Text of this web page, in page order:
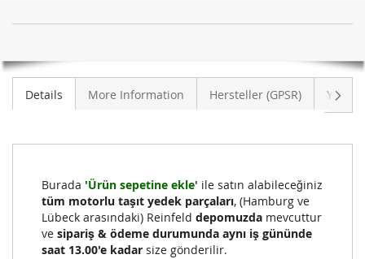
filtresi
AUDI
DEĞIL
Details More Information Hersteller (GPSR)
Burada 'Ürün sepetine ekle' ile satın alabileceğiniz
tüm motorlu taşıt yedek parçaları, (Hamburg ve
Lübeck arasındaki) Reinfeld depomuzda mevcuttur
ve sipariş & ödeme durumunda aynı iş gününde
saat 13.00'e kadar size gönderilir.